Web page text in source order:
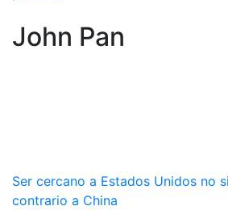
John Pan
Ser cercano a Estados Unidos no
contrario a China